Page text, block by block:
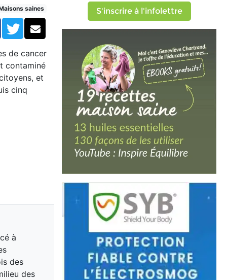
saines
TwitterCourriel
de cancer
contaminé
et
cinq
à
des
des
S'inscrire à l'infolettre